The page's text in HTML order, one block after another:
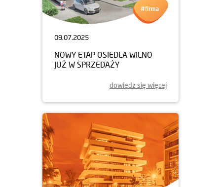
09.07.2025
NOWY ETAP OSIEDLA WILNO
JUŻ W SPRZEDAŻY
dowiedz się więcej